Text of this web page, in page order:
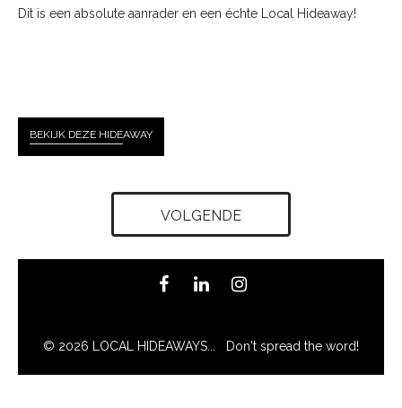
Dit is een absolute aanrader en een échte Local Hideaway!
BEKIJK DEZE HIDEAWAY
VOLGENDE
© 2026 LOCAL HIDEAWAYS... Don't spread the word!